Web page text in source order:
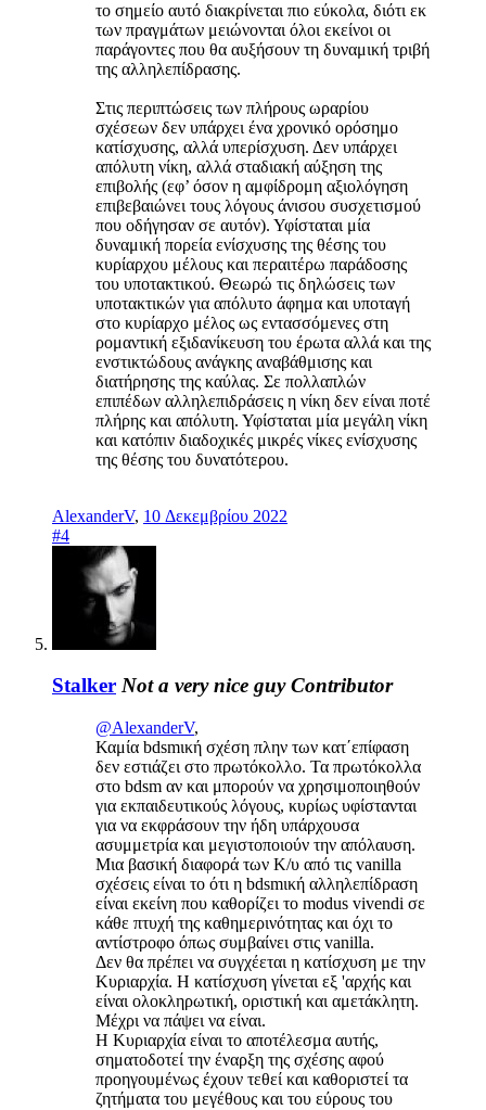
το σημείο αυτό διακρίνεται πιο εύκολα, διότι εκ
των πραγμάτων μειώνονται όλοι εκείνοι οι
παράγοντες που θα αυξήσουν τη δυναμική τριβή
της αλληλεπίδρασης.
Στις περιπτώσεις των πλήρους ωραρίου
σχέσεων δεν υπάρχει ένα χρονικό ορόσημο
κατίσχυσης, αλλά υπερίσχυση. Δεν υπάρχει
απόλυτη νίκη, αλλά σταδιακή αύξηση της
επιβολής (εφ’ όσον η αμφίδρομη αξιολόγηση
επιβεβαιώνει τους λόγους άνισου συσχετισμού
που οδήγησαν σε αυτόν). Υφίσταται μία
δυναμική πορεία ενίσχυσης της θέσης του
κυρίαρχου μέλους και περαιτέρω παράδοσης
του υποτακτικού. Θεωρώ τις δηλώσεις των
υποτακτικών για απόλυτο άφημα και υποταγή
στο κυρίαρχο μέλος ως εντασσόμενες στη
ρομαντική εξιδανίκευση του έρωτα αλλά και της
ενστικτώδους ανάγκης αναβάθμισης και
διατήρησης της καύλας. Σε πολλαπλών
επιπέδων αλληλεπιδράσεις η νίκη δεν είναι ποτέ
πλήρης και απόλυτη. Υφίσταται μία μεγάλη νίκη
και κατόπιν διαδοχικές μικρές νίκες ενίσχυσης
της θέσης του δυνατότερου.
AlexanderV, 10 Δεκεμβρίου 2022
#4
Stalker Not a very nice guy Contributor
@AlexanderV,
Καμία bdsmική σχέση πλην των κατ΄επίφαση
δεν εστιάζει στο πρωτόκολλο. Τα πρωτόκολλα
στο bdsm αν και μπορούν να χρησιμοποιηθούν
για εκπαιδευτικούς λόγους, κυρίως υφίστανται
για να εκφράσουν την ήδη υπάρχουσα
ασυμμετρία και μεγιστοποιούν την απόλαυση.
Μια βασική διαφορά των Κ/υ από τις vanilla
σχέσεις είναι το ότι η bdsmική αλληλεπίδραση
είναι εκείνη που καθορίζει το modus vivendi σε
κάθε πτυχή της καθημερινότητας και όχι το
αντίστροφο όπως συμβαίνει στις vanilla.
Δεν θα πρέπει να συγχέεται η κατίσχυση με την
Κυριαρχία. Η κατίσχυση γίνεται εξ 'αρχής και
είναι ολοκληρωτική, οριστική και αμετάκλητη.
Μέχρι να πάψει να είναι.
Η Κυριαρχία είναι το αποτέλεσμα αυτής,
σηματοδοτεί την έναρξη της σχέσης αφού
προηγουμένως έχουν τεθεί και καθοριστεί τα
ζητήματα του μεγέθους και του εύρους του